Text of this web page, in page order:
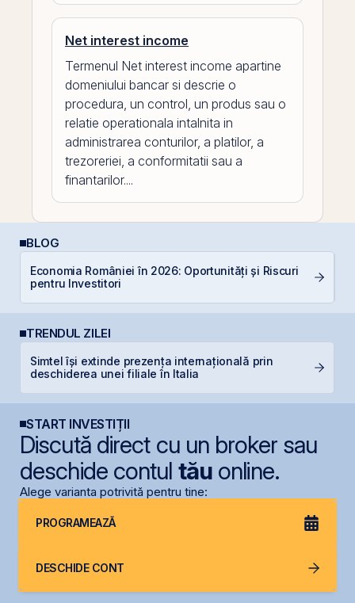
Net interest income
Termenul Net interest income apartine
domeniului bancar si descrie o
procedura, un control, un produs sau o
relatie operationala intalnita in
administrarea conturilor, a platilor, a
trezoreriei, a conformitatii sau a
finantarilor....
BLOG
Economia României în 2026: Oportunități și Riscuri
pentru Investitori
TRENDUL ZILEI
Simtel își extinde prezența internațională prin
deschiderea unei filiale în Italia
START INVESTIȚII
Discută direct cu un broker sau
deschide contul tăuonline.
Alege varianta potrivită pentru tine:
PROGRAMEAZĂ
DESCHIDE CONT